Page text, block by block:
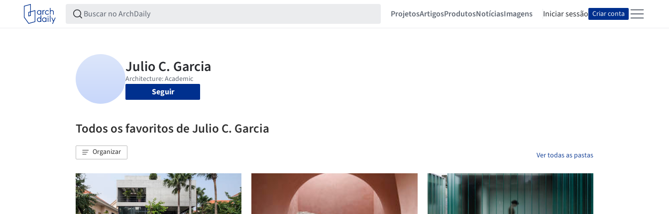
ProjetosArtigosProdutosNotíciasImagens Iniciar sessão Criar conta
Seguir
Todos os favoritos de Julio C. Garcia
Organizar Ver todas as pastas